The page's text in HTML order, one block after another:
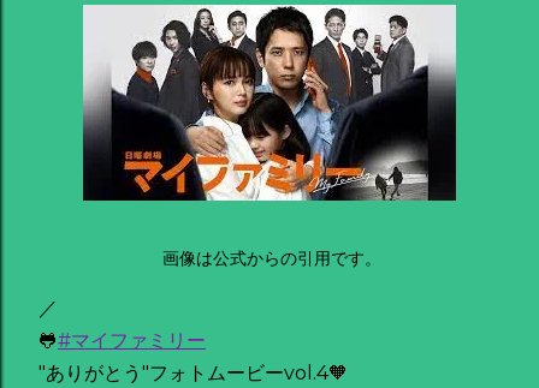
画像は公式からの引用です。
／
🐸#マイファミリー
"ありがとう"フォトムービーvol.4🧡